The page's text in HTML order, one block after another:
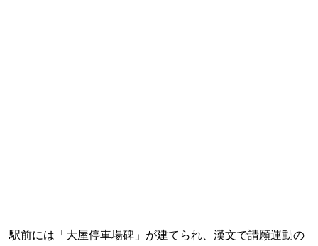
根室市立珸瑶瑁小学校 閉校
駅前には「大屋停車場碑」が建てられ、漢文で請願運動の